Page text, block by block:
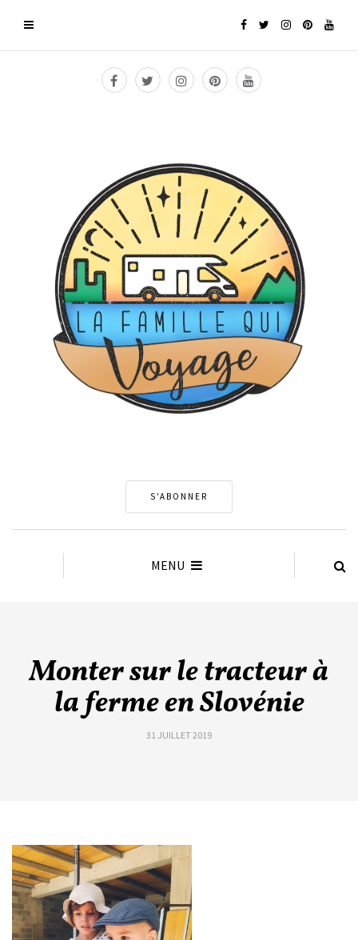
S'ABONNER
MENU
Monter sur le tracteur à
la ferme en Slovénie
31 JUILLET 2019